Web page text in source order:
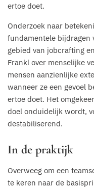
ertoe doet.
Onderzoek naar
fundamentele bijdragen
gebied van jobcrafting
Frankl over menselijke
mensen aanzienlijke
wanneer ze een gevoel
ertoe doet. Het
doel onduidelijk wordt,
destabiliserend.
In de praktijk
Overweeg om een
te keren naar de